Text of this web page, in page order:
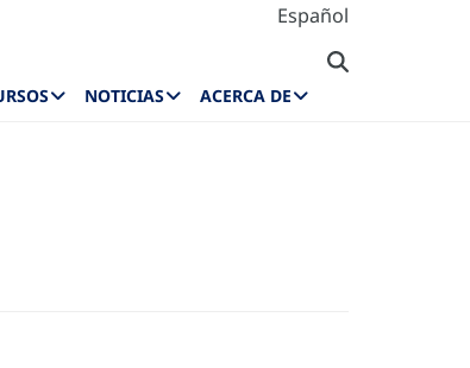
Español
NOTICIAS ACERCA DE